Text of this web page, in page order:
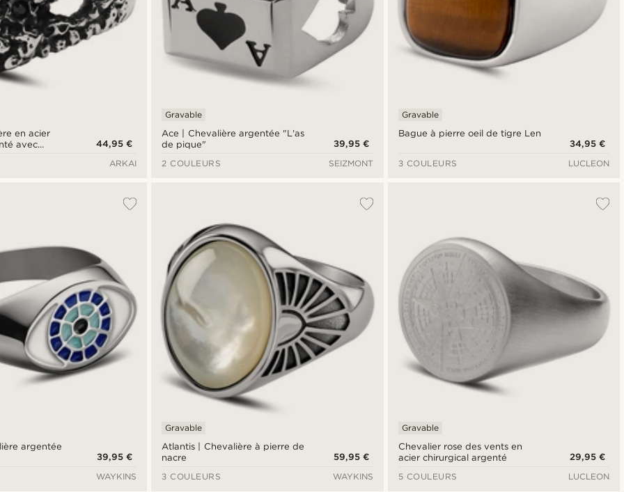
en acier
avec
44,95 €
ARKAI
Ace | Chevalière argentée "L'as
de pique"
Gravable
39,95 €
2 COULEURS
SEIZMONT
Bague à pierre oeil de tigre Len
Gravable
34,95 €
3 COULEURS
LUCLEON
argentée
39,95 €
WAYKINS
Atlantis | Chevalière à pierre de
nacre
Gravable
59,95 €
3 COULEURS
WAYKINS
Chevalier rose des vents en
acier chirurgical argenté
Gravable
29,95 €
5 COULEURS
LUCLEON